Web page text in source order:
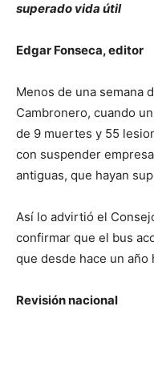
superado vida útil
Edgar Fonseca, editor
Menos de una semana
Cambronero, cuando
de 9 muertes y 55
con suspender
antiguas, que hayan
Así lo advirtió el
confirmar que el bus
que desde hace un año
Revisión nacional